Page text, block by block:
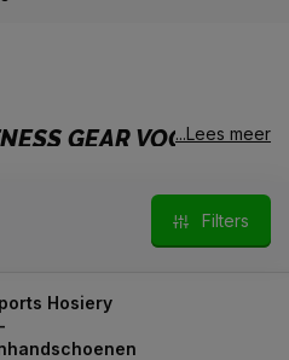
GEAR VOOR
sinds 1999 richt op vechtsport-
gebruik. De focus ligt op
...Lees meer
Filters
Hosiery